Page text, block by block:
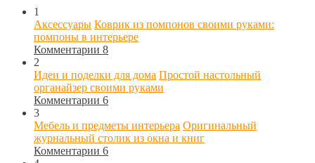
1
Аксессуары Коврик из помпонов своими руками:
помпоны в интерьере
Комментарии 8
2
Идеи и поделки для дома Простой настольный
органайзер своими руками
Комментарии 6
3
Мебель и предметы интерьера Оригинальный
журнальный столик из окна и книг
Комментарии 6